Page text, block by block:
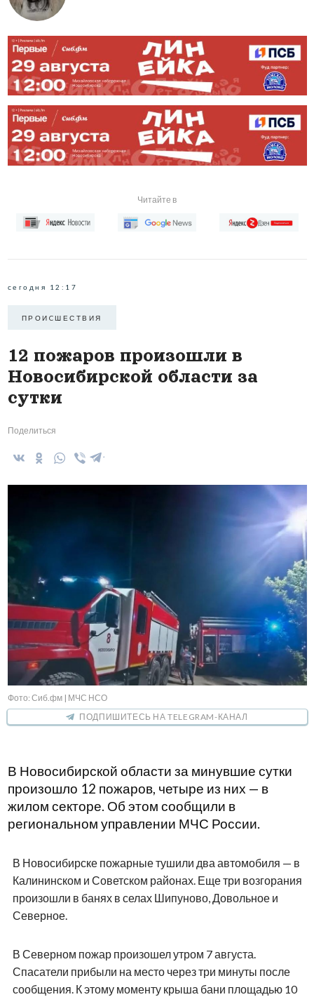
Читайте в
сегодня 12:17
ПРОИCШЕСТВИЯ
12 пожаров произошли в
Новосибирской области за
сутки
Поделиться
Фото: Сиб.фм | МЧС НСО
ПОДПИШИТЕСЬ НА TELEGRAM-КАНАЛ
В Новосибирской области за минувшие сутки
произошло 12 пожаров, четыре из них — в
жилом секторе. Об этом сообщили в
региональном управлении МЧС России.
В Новосибирске пожарные тушили два автомобиля — в
Калининском и Советском районах. Еще три возгорания
произошли в банях в селах Шипуново, Довольное и
Северное.
В Северном пожар произошел утром 7 августа.
Спасатели прибыли на место через три минуты после
сообщения. К этому моменту крыша бани площадью 10